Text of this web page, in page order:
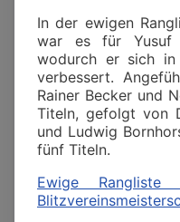
In der ewigen
war es für Yusuf
wodurch er sich
verbessert.
Rainer Becker und
Titeln, gefolgt von
und Ludwig
fünf Titeln.
Ewige